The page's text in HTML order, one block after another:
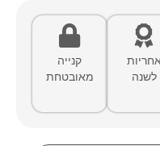
קנייה
מאובטחת
אחריות
לשנה